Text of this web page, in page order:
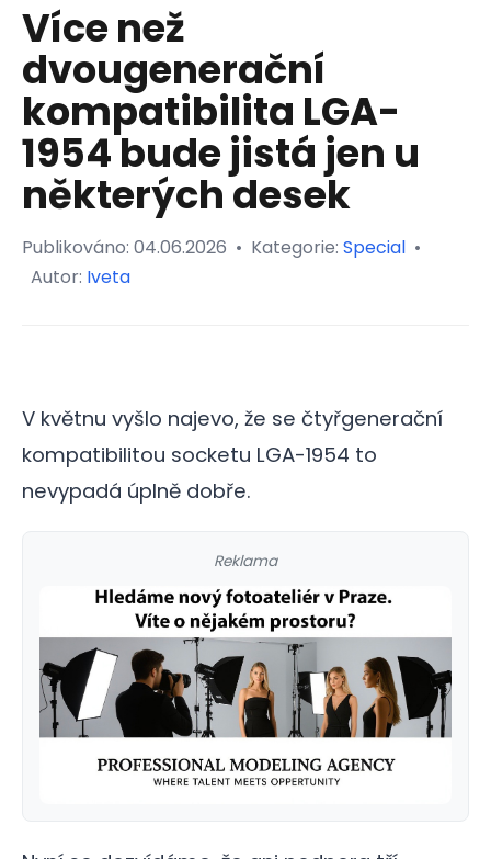
Více než
dvougenerační
kompatibilita LGA-
1954 bude jistá jen u
některých desek
Publikováno: 04.06.2026 • Kategorie: Special •
Autor: Iveta
V květnu vyšlo najevo, že se čtyřgenerační
kompatibilitou socketu LGA-1954 to
nevypadá úplně dobře.
Reklama